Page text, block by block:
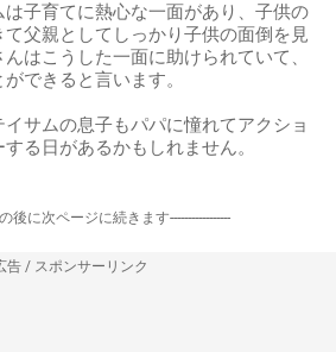
子育てに熱心な一面があり、子供の
父親としてしっかり子供の面倒を見
はこうした一面に助けられていて、
できると言います。
サムの息子もパパに憧れてアクショ
る日があるかもしれません。
の後に次ページに続きます-----------------
告 / スポンサーリンク